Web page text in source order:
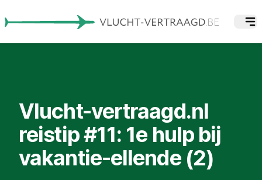
Vlucht-vertraagd.nl
reistip #11: 1e hulp bij
vakantie-ellende (2)